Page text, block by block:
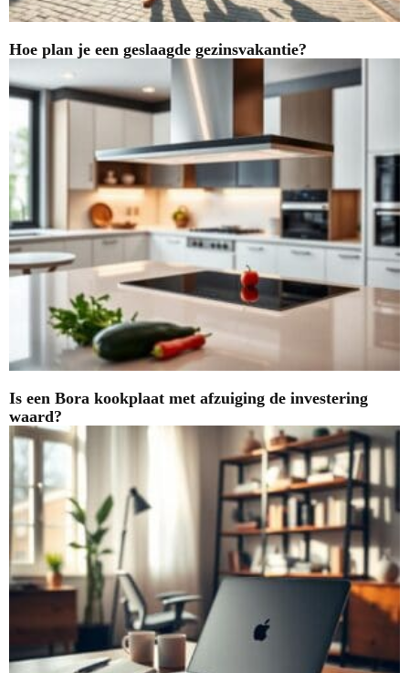
Hoe plan je een geslaagde gezinsvakantie?
Is een Bora kookplaat met afzuiging de investering
waard?